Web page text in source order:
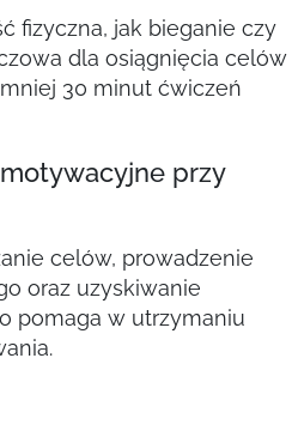
fizyczna, jak bieganie czy
dla osiągnięcia celów
30 minut ćwiczeń
przy
celów, prowadzenie
oraz uzyskiwanie
pomaga w utrzymaniu